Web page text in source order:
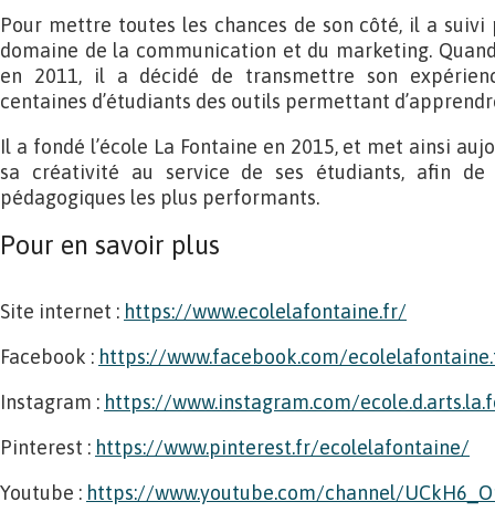
Pour mettre toutes les chances de son côté, il a
domaine de la communication et du marketing.
en 2011, il a décidé de transmettre son
centaines d’étudiants des outils permettant
Il a fondé l’école La Fontaine en 2015, et met ainsi
sa créativité au service de ses étudiants, afin de
pédagogiques les plus performants.
Pour en savoir plus
Site internet : https://www.ecolelafontaine.fr/
Facebook : https://www.facebook.com/
Instagram : https://www.instagram.com/
Pinterest : https://www.pinterest.fr/ecolelafontaine/
Youtube : https://www.youtube.com/channel/